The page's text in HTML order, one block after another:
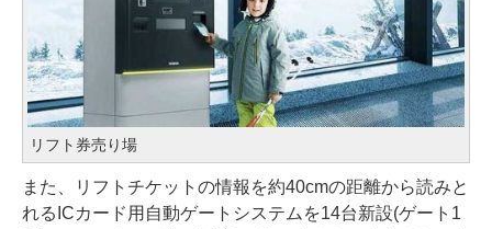
リフト券売り場
また、リフトチケットの情報を約40cmの距離から読みと
れるICカード用自動ゲートシステムを14台新設(ゲート1